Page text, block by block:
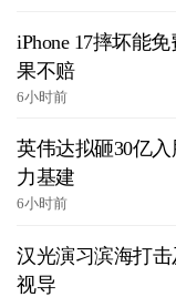
iPhone 17摔坏能
果不赔
6小时前
英伟达拟砸30亿
力基建
6小时前
汉光演习滨海打
视导